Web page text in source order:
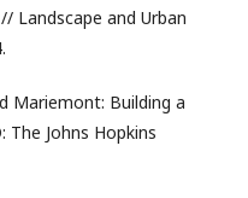
Landscape and Urban
Mariemont: Building a
Johns Hopkins